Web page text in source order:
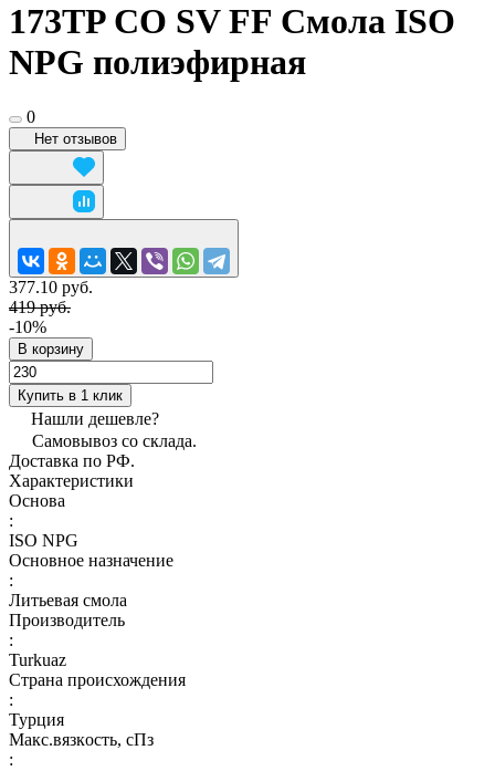
173TP CO SV FF Смола ISO
NPG полиэфирная
0
Нет отзывов
377.10 руб.
419 руб.
-10%
В корзину
Купить в 1 клик
Нашли дешевле?
Самовывоз со склада.
Доставка по РФ.
Характеристики
Основа
:
ISO NPG
Основное назначение
:
Литьевая смола
Производитель
:
Turkuaz
Страна происхождения
:
Турция
Макс.вязкoсть, сПз
: